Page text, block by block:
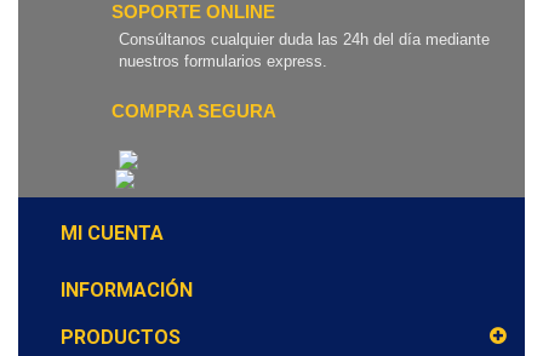
SOPORTE ONLINE
Consúltanos cualquier duda las 24h del día mediante
nuestros formularios express.
COMPRA SEGURA
MI CUENTA
INFORMACIÓN
PRODUCTOS